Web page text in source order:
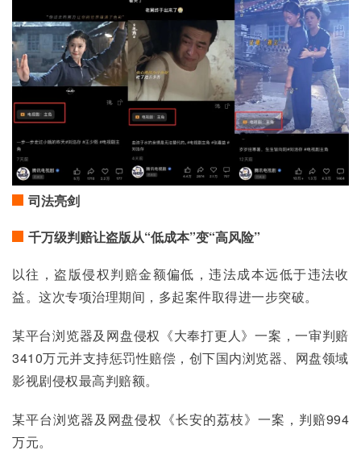
司法亮剑
千万级判赔让盗版从“低成本”变“高风险”
以往，盗版侵权判赔金额偏低，违法成本远低于违法收
益。这次专项治理期间，多起案件取得进一步突破。
某平台浏览器及网盘侵权《大奉打更人》一案，一审判赔
3410万元并支持惩罚性赔偿，创下国内浏览器、网盘领域
影视剧侵权最高判赔额。
某平台浏览器及网盘侵权《长安的荔枝》一案，判赔994
万元。